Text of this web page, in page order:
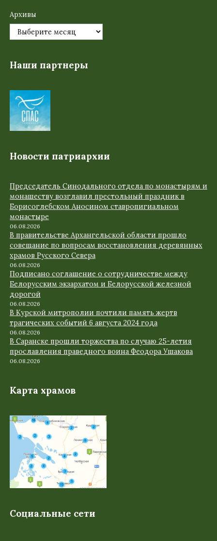
Архивы
Наши партнеры
Новости патриархии
Председатель Синодального отдела по монастырям и
монашеству возглавил престольный праздник в
Борисоглебском Аносином ставропигиальном
монастыре
06.08.2026
В правительстве Архангельской области прошло
совещание по вопросам восстановления деревянных
храмов Русского Севера
06.08.2026
Подписано соглашение о сотрудничестве между
Белорусским экзархатом и Белорусской железной
дорогой
06.08.2026
В Курской митрополии почтили память жертв
трагических событий 6 августа 2024 года
06.08.2026
В Саранске прошли торжества по случаю 25-летия
прославления праведного воина Феодора Ушакова
06.08.2026
Карта храмов
Социальные сети